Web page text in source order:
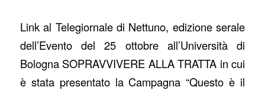
Link al Telegiornale di Nettuno, edizione serale
dell’Evento del 25 ottobre all’Università di
Bologna SOPRAVVIVERE ALLA TRATTA in cui
è stata presentato la Campagna “Questo è il